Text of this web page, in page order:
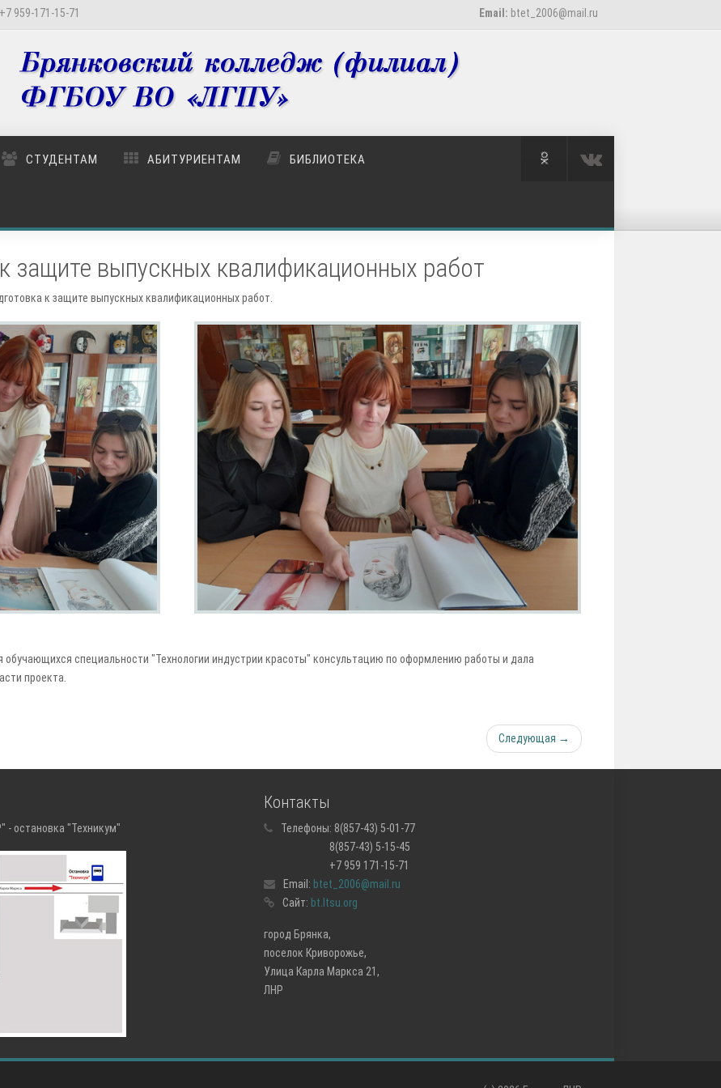
959-171-15-71 Email: btet_2006@mail.ru
СТУДЕНТАМ АБИТУРИЕНТАМ БИБЛИОТЕКА
защите выпускных квалификационных работ
к защите выпускных квалификационных работ.
специальности "Технологии индустрии красоты" консультацию по оформлению работы и дала
проекта.
Следующая →
- остановка "Техникум"
Контакты
Телефоны: 8(857-43) 5-01-77
8(857-43) 5-15-45
+7 959 171-15-71
Email: btet_2006@mail.ru
Сайт: bt.ltsu.org
город Брянка,
поселок Криворожье,
Улица Карла Маркса 21,
ЛНР